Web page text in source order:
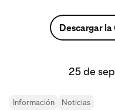
Descargar
25 de
Información Noticias